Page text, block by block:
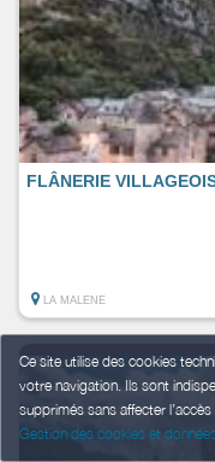
Ce site utilise des cookies
votre navigation. Ils sont
supprimés sans affecter
Gestion des cookies et
FLÂNERIE
LA MALENE